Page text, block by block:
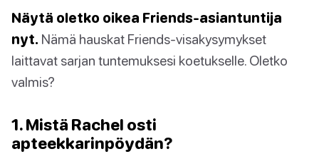
Näytä oletko oikea Friends-asiantuntija
nyt. Nämä hauskat Friends-visakysymykset
laittavat sarjan tuntemuksesi koetukselle. Oletko
valmis?
1. Mistä Rachel osti
apteekkarinpöydän?